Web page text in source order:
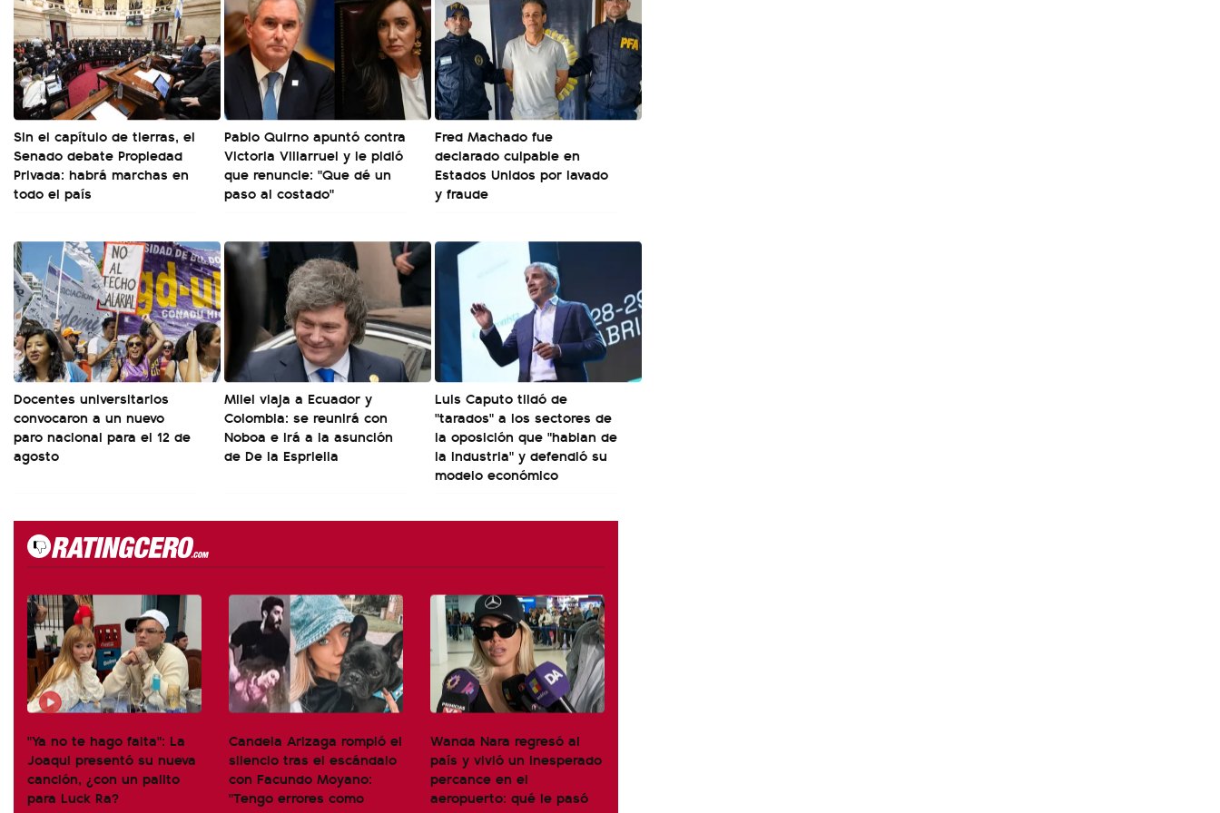
Sin el capítulo de tierras, el
Senado debate Propiedad
Privada: habrá marchas en
todo el país
Pablo Quirno apuntó contra
Victoria Villarruel y le pidió
que renuncie: "Que dé un
paso al costado"
Fred Machado fue
declarado culpable en
Estados Unidos por lavado
y fraude
Docentes universitarios
convocaron a un nuevo
paro nacional para el 12 de
agosto
Milei viaja a Ecuador y
Colombia: se reunirá con
Noboa e irá a la asunción
de De la Espriella
Luis Caputo tildó de
"tarados" a los sectores de
la oposición que "hablan de
la industria" y defendió su
modelo económico
"Ya no te hago falta": La
Joaqui presentó su nueva
canción, ¿con un palito
para Luck Ra?
Candela Arizaga rompió el
silencio tras el escándalo
con Facundo Moyano:
"Tengo errores como
Wanda Nara regresó al
país y vivió un inesperado
percance en el
aeropuerto: qué le pasó